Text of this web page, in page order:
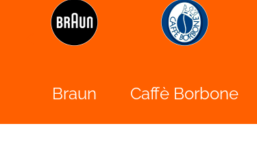
Proteine E Integratori

Caffè Borbone Cesar